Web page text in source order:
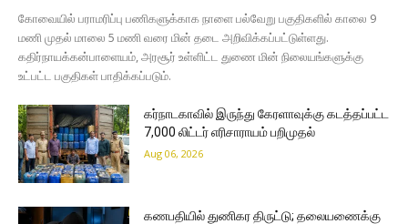
கோவையில் பராமரிப்பு பணிகளுக்காக நாளை பல்வேறு பகுதிகளில் காலை 9
மணி முதல் மாலை 5 மணி வரை மின் தடை அறிவிக்கப்பட்டுள்ளது.
கதிர்நாயக்கன்பாளையம், அரசூர் உள்ளிட்ட துணை மின் நிலையங்களுக்கு
உட்பட்ட பகுதிகள் பாதிக்கப்படும்.
கர்நாடகாவில் இருந்து கேரளாவுக்கு கடத்தப்பட்ட
7,000 லிட்டர் எரிசாராயம் பறிமுதல்
Aug 06, 2026
கணபதியில் துணிகர திருட்டு; தலையணைக்கு